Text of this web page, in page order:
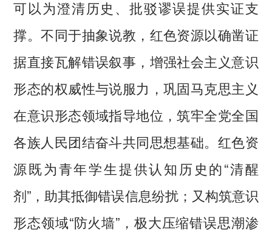
可以为澄清历史、批驳谬误提供实证支
撑。不同于抽象说教，红色资源以确凿证
据直接瓦解错误叙事，增强社会主义意识
形态的权威性与说服力，巩固马克思主义
在意识形态领域指导地位，筑牢全党全国
各族人民团结奋斗共同思想基础。红色资
源既为青年学生提供认知历史的“清醒
剂”，助其抵御错误信息纷扰；又构筑意识
形态领域“防火墙”，极大压缩错误思潮渗